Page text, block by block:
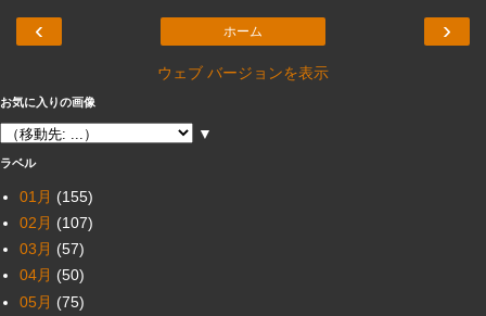
‹ ›
ホーム
ウェブ バージョンを表示
お気に入りの画像
▼
ラベル
01月 (155)
02月 (107)
03月 (57)
04月 (50)
05月 (75)